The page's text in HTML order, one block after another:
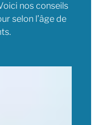
nos conseils
selon l’âge de